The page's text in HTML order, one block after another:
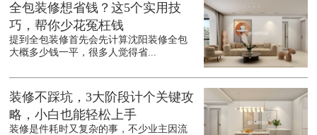
全包装修想省钱？这5个实用技
巧，帮你少花冤枉钱
提到全包装修首先会先计算沈阳装修全包
大概多少钱一平，很多人觉得省...
装修不踩坑，3大阶段计个关键攻
略，小白也能轻松上手
装修是件耗时又复杂的事，不少业主因流